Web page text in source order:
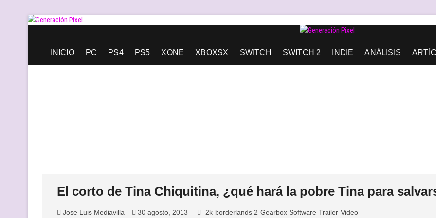
Saltar
Generación Pixel
INICIO PC PS4 PS5 XONE XBOXSX SWITCH SWITCH 2 INDIE ANÁLISIS
El corto de Tina Chiquitina, ¿qué hará la pobre Tina para
Jose Luis Mediavilla 30 agosto, 2013 2k borderlands 2 Gearbox Software Trailer Video